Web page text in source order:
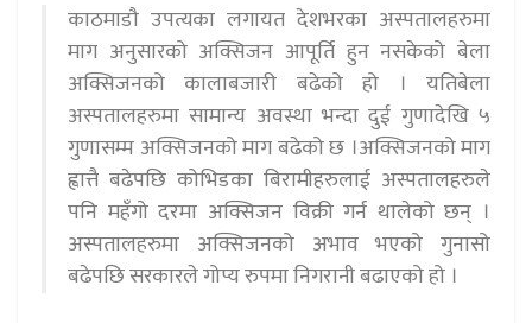
काठमाडौ उपत्यका लगायत देशभरका अस्पतालहरुमा
माग अनुसारको अक्सिजन आपूर्ति हुन नसकेको बेला
अक्सिजनको कालाबजारी बढेको हो । यतिबेला
अस्पतालहरुमा सामान्य अवस्था भन्दा दुई गुणादेखि ५
गुणासम्म अक्सिजनको माग बढेको छ ।अक्सिजनको माग
ह्वात्तै बढेपछि कोभिडका बिरामीहरुलाई अस्पतालहरुले
पनि महँगो दरमा अक्सिजन विक्री गर्न थालेको छन् ।
अस्पतालहरुमा अक्सिजनको अभाव भएको गुनासो
बढेपछि सरकारले गोप्य रुपमा निगरानी बढाएको हो ।